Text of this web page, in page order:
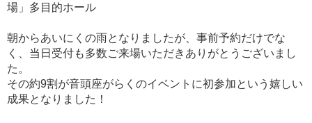
場」多目的ホール
朝からあいにくの雨となりましたが、事前予約だけでな
く、当日受付も多数ご来場いただきありがとうございまし
た。
その約9割が音頭座がらくのイベントに初参加という嬉しい
成果となりました！